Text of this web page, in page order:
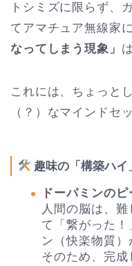
トシミズに限らず、
てアマチュア無線家
なってしまう現象」
これには、ちょっと
（？）なマインドセ
趣味の「構築ハ
ドーパミンの
人間の脳は、
て「繋がった！
ン（快楽物質）
そのため、完